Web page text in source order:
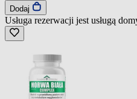
Dodaj
Usługa rezerwacji jest usługą